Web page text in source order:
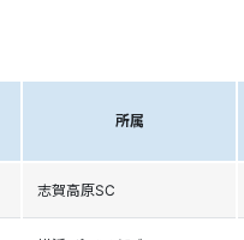
所属
志賀高原SC